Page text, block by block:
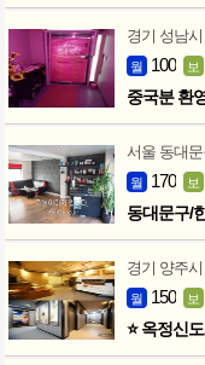
경기 성남시
월 100 보
서울 동대
월 170 보
동대문구/
경기 양주시
월 150 보
⭐ 옥정신